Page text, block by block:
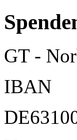
GT -
IBAN